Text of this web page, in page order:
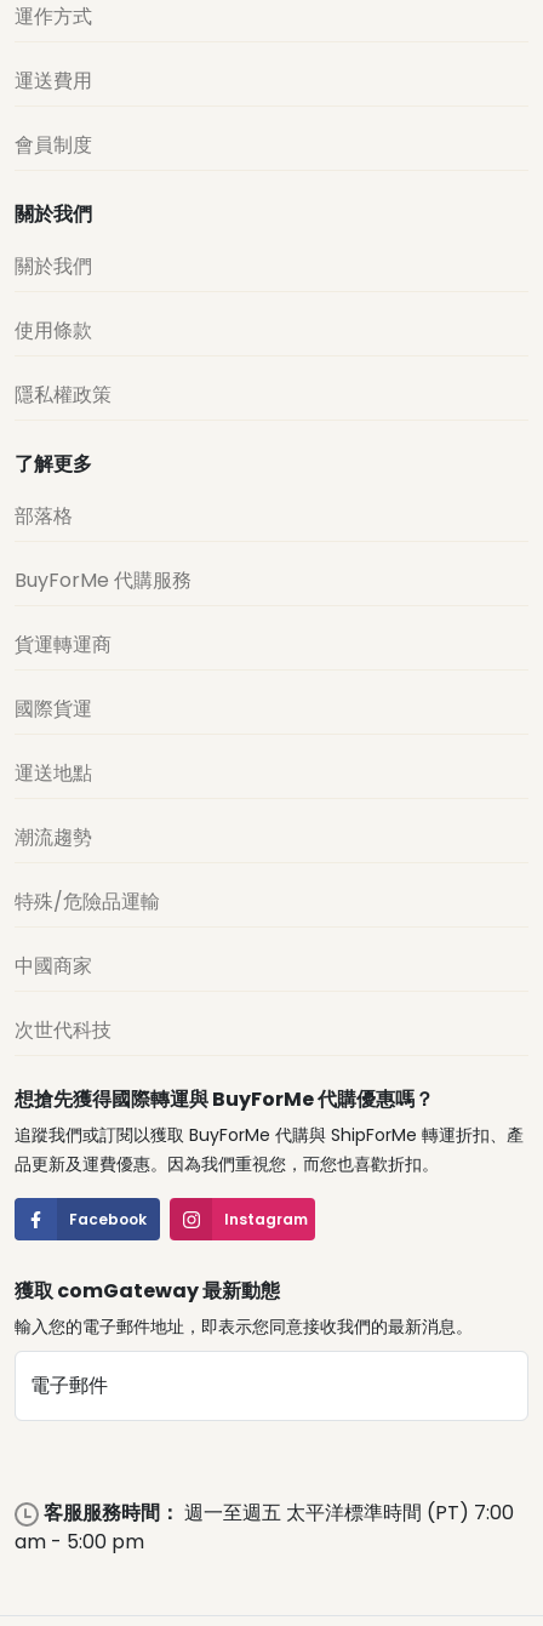
運作方式
運送費用
會員制度
關於我們
關於我們
使用條款
隱私權政策
了解更多
部落格
BuyForMe 代購服務
貨運轉運商
國際貨運
運送地點
潮流趨勢
特殊/危險品運輸
中國商家
次世代科技
想搶先獲得國際轉運與 BuyForMe 代購優惠嗎？
追蹤我們或訂閱以獲取 BuyForMe 代購與 ShipForMe 轉運折扣、產
品更新及運費優惠。因為我們重視您，而您也喜歡折扣。
Facebook Instagram
獲取 comGateway 最新動態
輸入您的電子郵件地址，即表示您同意接收我們的最新消息。
電子郵件
客服服務時間： 週一至週五 太平洋標準時間 (PT) 7:00
am - 5:00 pm